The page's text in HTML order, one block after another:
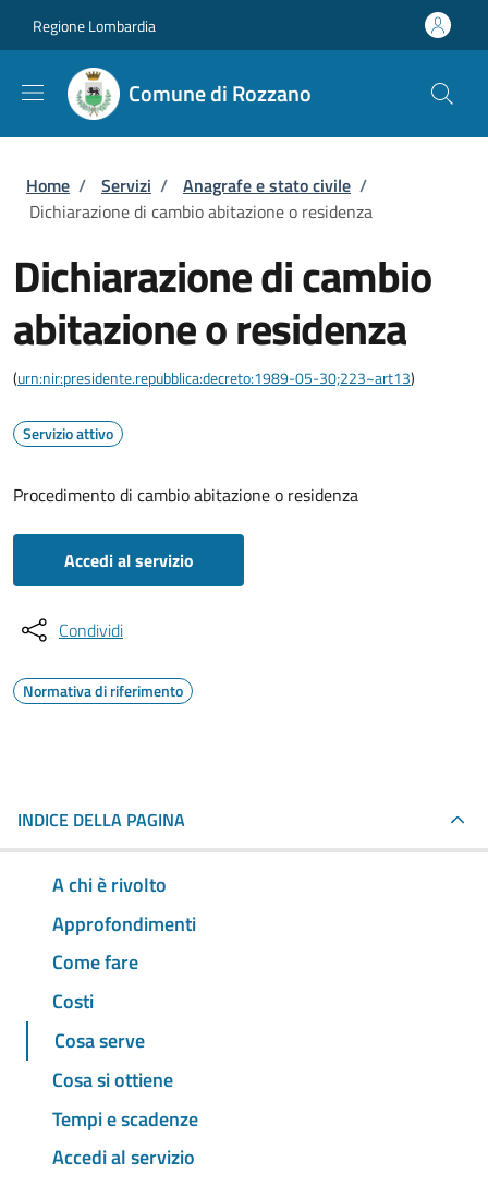
Regione Lombardia
Comune di Rozzano
Briciole di pane
Home / Servizi / Anagrafe e stato civile /
Dichiarazione di cambio abitazione o residenza
Dichiarazione di cambio
abitazione o residenza
(urn:nir:presidente.repubblica:decreto:1989-05-30;223~art13)
Servizio attivo
Procedimento di cambio abitazione o residenza
Accedi al servizio
Condividi
Normativa di riferimento
INDICE DELLA PAGINA
A chi è rivolto
Approfondimenti
Come fare
Costi
Cosa serve
Cosa si ottiene
Tempi e scadenze
Accedi al servizio